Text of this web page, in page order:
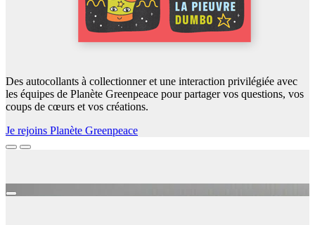
Des autocollants à collectionner et une interaction privilégiée avec
les équipes de Planète Greenpeace pour partager vos questions, vos
coups de cœurs et vos créations.
Je rejoins Planète Greenpeace